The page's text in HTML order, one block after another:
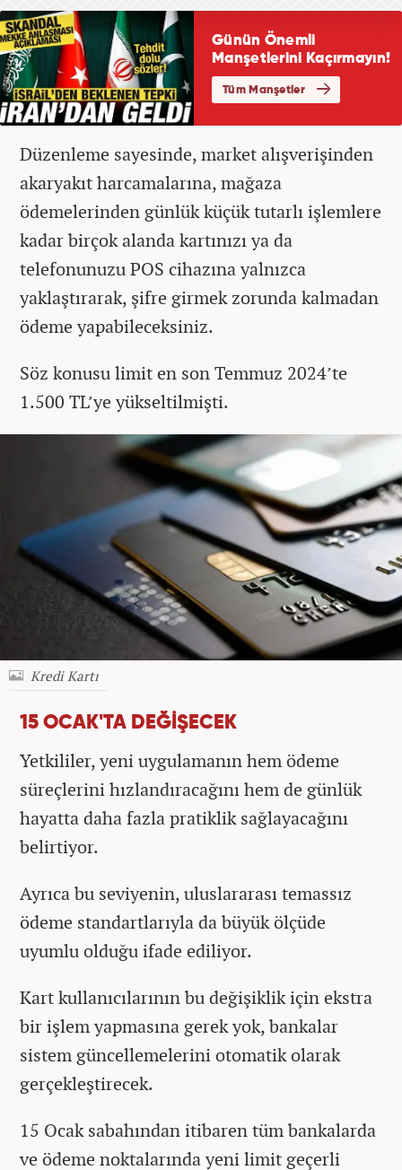
Düzenleme sayesinde, market alışverişinden
akaryakıt harcamalarına, mağaza
ödemelerinden günlük küçük tutarlı işlemlere
kadar birçok alanda kartınızı ya da
telefonunuzu POS cihazına yalnızca
yaklaştırarak, şifre girmek zorunda kalmadan
ödeme yapabileceksiniz.
Söz konusu limit en son Temmuz 2024’te
1.500 TL’ye yükseltilmişti.
Kredi Kartı
15 OCAK'TA DEĞİŞECEK
Yetkililer, yeni uygulamanın hem ödeme
süreçlerini hızlandıracağını hem de günlük
hayatta daha fazla pratiklik sağlayacağını
belirtiyor.
Ayrıca bu seviyenin, uluslararası temassız
ödeme standartlarıyla da büyük ölçüde
uyumlu olduğu ifade ediliyor.
Kart kullanıcılarının bu değişiklik için ekstra
bir işlem yapmasına gerek yok, bankalar
sistem güncellemelerini otomatik olarak
gerçekleştirecek.
15 Ocak sabahından itibaren tüm bankalarda
ve ödeme noktalarında yeni limit geçerli